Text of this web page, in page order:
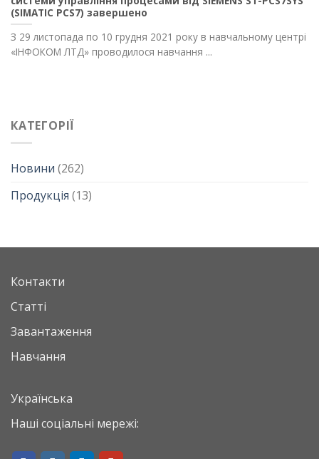
КАТЕГОРІЇ
Новини (262)
Продукція (13)
(SIMATIC PCS7) завершено
З 29 листопада по 10 грудня 2021 року в навчальному центрі
«ІНФОКОМ ЛТД» проводилося навчання ...
Контакти
Статті
Завантаження
Навчання
Українська
Наші соціальні мережі: